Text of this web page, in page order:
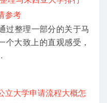
参考
过整理一部分的关于马
个大致上的直观感受，
立大学申请流程大概怎